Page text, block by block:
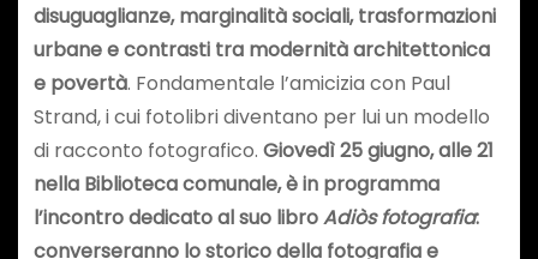
disuguaglianze, marginalità sociali, trasformazioni
urbane e contrasti tra modernità architettonica
e povertà. Fondamentale l’amicizia con Paul
Strand, i cui fotolibri diventano per lui un modello
di racconto fotografico. Giovedì 25 giugno, alle 21
nella Biblioteca comunale, è in programma
l’incontro dedicato al suo libroAdiòs fotografia:
converseranno lo storico della fotografia e